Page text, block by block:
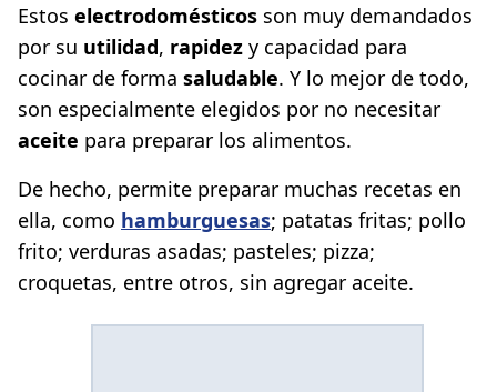
Estos electrodomésticos son muy demandados
por su utilidad, rapidez y capacidad para
cocinar de forma saludable. Y lo mejor de todo,
son especialmente elegidos por no necesitar
aceite para preparar los alimentos.
De hecho, permite preparar muchas recetas en
ella, como hamburguesas; patatas fritas; pollo
frito; verduras asadas; pasteles; pizza;
croquetas, entre otros, sin agregar aceite.